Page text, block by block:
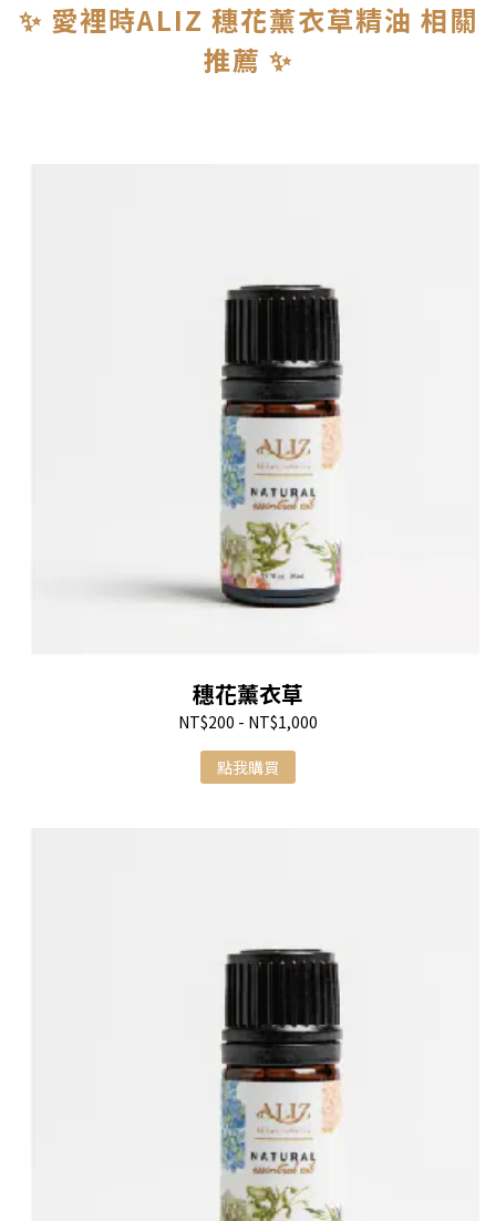
✨ 愛裡時ALIZ 穗花薰衣草精油 相關
推薦 ✨
穗花薰衣草
NT$200 - NT$1,000
點我購買